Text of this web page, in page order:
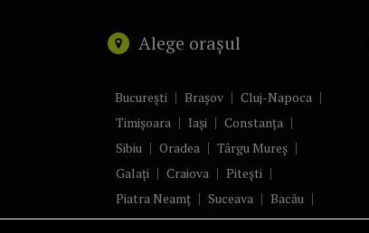
Alege orașul
București Brașov
Cluj-Napoca
Timișoara
Iași
Constanța
Sibiu
Oradea
Târgu Mureș
Galați
Craiova
Pitești
Piatra Neamț
Suceava
Bacău
Brăila
Ploiești
Râmnicu Vâlcea